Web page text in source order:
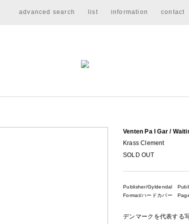
advanced search list information contact
Venten Pa I Gar /
Krass Clement
SOLD OUT
Publisher/Gyldendal
Format/ハードカバー
デンマークを代表する